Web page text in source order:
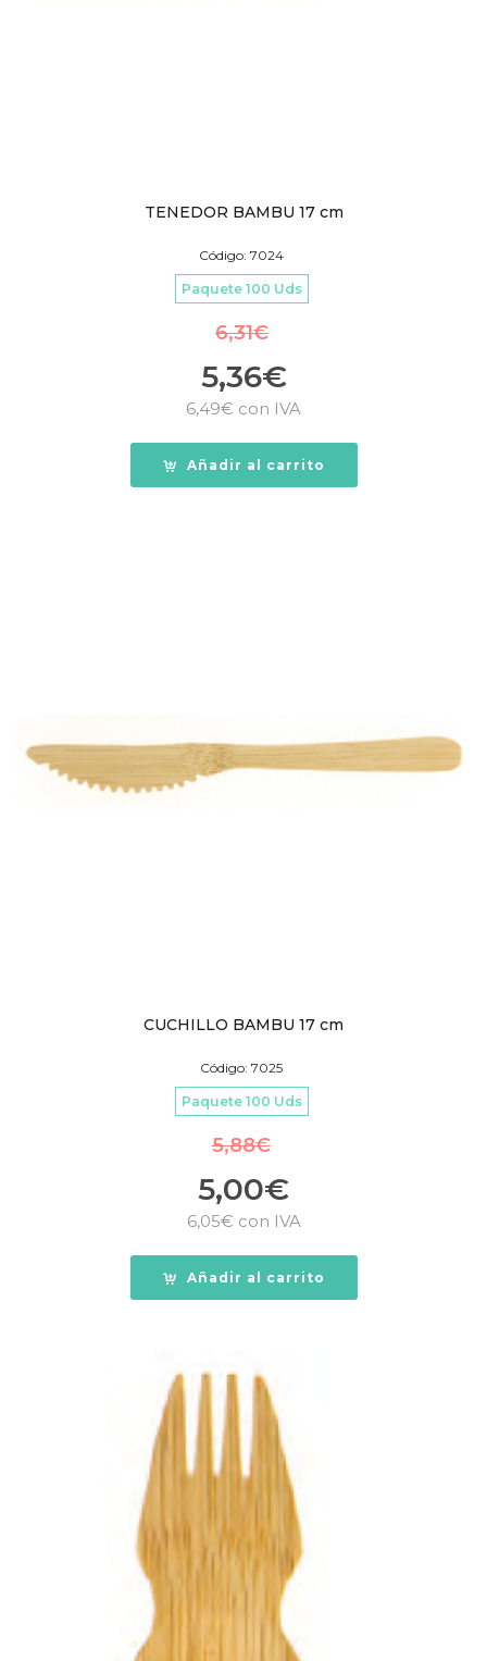
TENEDOR BAMBU 17 cm
Código: 7024
Paquete 100 Uds
6,31€
5,36€
6,49€ con IVA
Añadir al carrito
CUCHILLO BAMBU 17 cm
Código: 7025
Paquete 100 Uds
5,88€
5,00€
6,05€ con IVA
Añadir al carrito